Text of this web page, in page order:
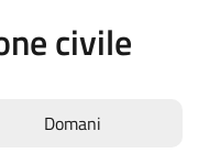
civile
Domani